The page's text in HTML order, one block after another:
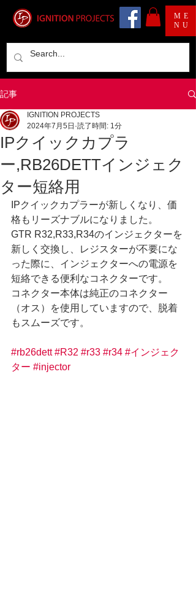
ME
NU
記事
IPクイックカプラ
ー,RB26DETTインジェク
ター短絡用
IGNITION PROJECTS
2024年7月5日 読了時間: 1分
IPクイックカプラーが新しくなり、価
格もリーズナブルになりました。
GTR R32,R33,R34のインジェクターを
新しく交換し、レジスターが不要にな
った際に、インジェクターへの電源を
短絡できる便利なコネクターです。
コネクター本体は純正のコネクター
（オス）を使用していますので、脱着
もスムーズです。
#rb26dett #R32 #r33 #r34 #インジェク
ター #injector